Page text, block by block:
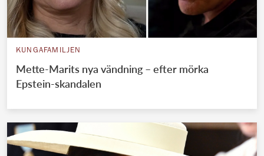
KUNGAFAMILJEN
Mette-Marits nya vändning – efter mörka
Epstein-skandalen